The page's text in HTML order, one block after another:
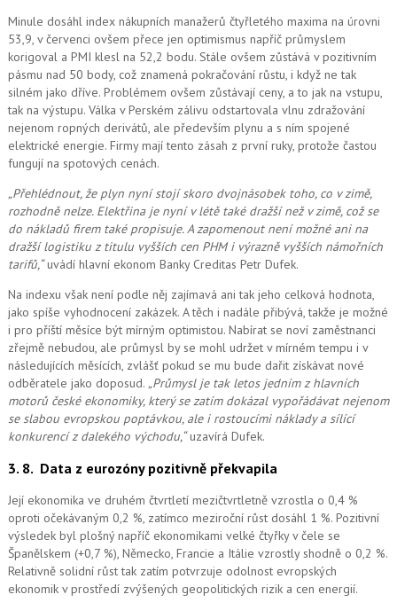
Minule dosáhl index nákupních manažerů čtyřletého maxima na úrovni
53,9, v červenci ovšem přece jen optimismus napříč průmyslem
korigoval a PMI klesl na 52,2 bodu. Stále ovšem zůstává v pozitivním
pásmu nad 50 body, což znamená pokračování růstu, i když ne tak
silném jako dříve. Problémem ovšem zůstávají ceny, a to jak na vstupu,
tak na výstupu. Válka v Perském zálivu odstartovala vlnu zdražování
nejenom ropných derivátů, ale především plynu a s ním spojené
elektrické energie. Firmy mají tento zásah z první ruky, protože častou
fungují na spotových cenách.
„Přehlédnout, že plyn nyní stojí skoro dvojnásobek toho, co v zimě,
rozhodně nelze. Elektřina je nyní v létě také dražší než v zimě, což se
do nákladů firem také propisuje. A zapomenout není možnéani na
dražší logistiku z titulu vyšších cen PHM i výrazně vyšších námořních
tarifů,“uvádí hlavní ekonom Banky Creditas Petr Dufek.
Na indexu však není podle něj zajímavá ani tak jeho celková hodnota,
jako spíše vyhodnocení zakázek. A těch i nadále přibývá, takže je možné
i pro příští měsíce být mírným optimistou. Nabírat se noví zaměstnanci
zřejmě nebudou, ale průmysl by se mohl udržet v mírném tempu i v
následujících měsících, zvlášť pokud se mu bude dařit získávat nové
odběratele jako doposud. „Průmysl je tak letos jedním z hlavních
motorů české ekonomiky, který se zatím dokázal vypořádávat nejenom
se slabou evropskou poptávkou, ale i rostoucími náklady a sílící
konkurencí z dalekého východu,“uzavírá Dufek.
3. 8. Data z eurozóny pozitivně překvapila
Její ekonomika ve druhém čtvrtletí mezičtvrtletně vzrostla o 0,4 %
oproti očekávaným 0,2 %, zatímco meziroční růst dosáhl 1 %. Pozitivní
výsledek byl plošný napříč ekonomikami velké čtyřky v čele se
Španělskem (+0,7 %), Německo, Francie a Itálie vzrostly shodně o 0,2 %.
Relativně solidní růst tak zatím potvrzuje odolnost evropských
ekonomik v prostředí zvýšených geopolitických rizik a cen energií.